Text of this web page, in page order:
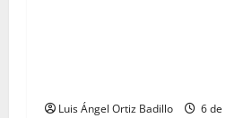
Luis Ángel Ortiz Badillo
6 de